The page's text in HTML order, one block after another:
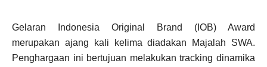
Gelaran Indonesia Original Brand (IOB) Award
merupakan ajang kali kelima diadakan Majalah SWA.
Penghargaan ini bertujuan melakukan tracking dinamika